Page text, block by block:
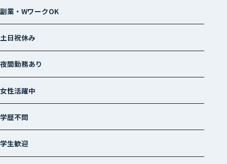
副業・WワークOK
土日祝休み
夜間勤務あり
女性活躍中
学歴不問
学生歓迎